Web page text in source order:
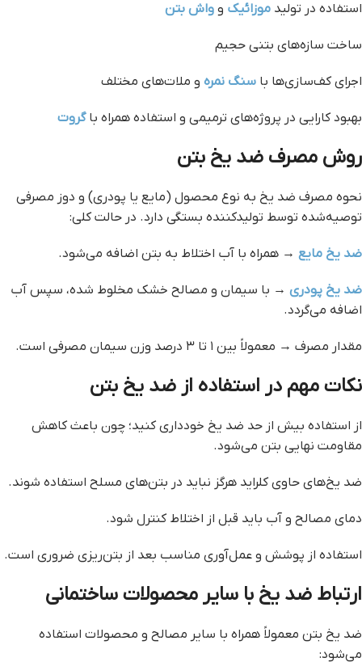
استفاده در تولید موزائیک و واش بتن
ساخت سازه‌های بتنی حجیم
اجرای کف‌سازی‌ها با سنگ نمره و ملات‌های مختلف
بهبود کارایی در پروژه‌های ترمیمی و استفاده همراه باگروت
روش مصرف ضد یخ بتن
نحوه مصرف ضد یخ به نوع محصول (مایع یا پودری) و دوز مصرفی
توصیه‌شده توسط تولیدکننده بستگی دارد. در حالت کلی:
ضد یخ مایع → همراه با آب اختلاط به بتن اضافه می‌شود.
ضد یخ پودری → با سیمان و مصالح خشک مخلوط شده، سپس آب
اضافه می‌گردد.
مقدار مصرف → معمولاً بین ۱ تا ۳ درصد وزن سیمان مصرفی است.
نکات مهم در استفاده از ضد یخ بتن
از استفاده بیش از حد ضد یخ خودداری کنید؛ چون باعث کاهش
مقاومت نهایی بتن می‌شود.
ضد یخ‌های حاوی کلراید هرگز نباید در بتن‌های مسلح استفاده شوند.
دمای مصالح و آب باید قبل از اختلاط کنترل شود.
استفاده از پوشش و عمل‌آوری مناسب بعد از بتن‌ریزی ضروری است.
ارتباط ضد یخ با سایر محصولات ساختمانی
ضد یخ بتن معمولاً همراه با سایر مصالح و محصولات استفاده
می‌شود: